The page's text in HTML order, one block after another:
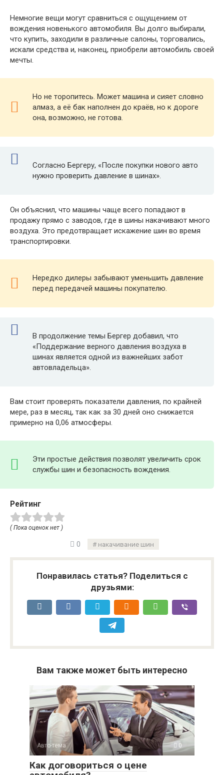
Немногие вещи могут сравниться с ощущением от
вождения новенького автомобиля. Вы долго выбирали,
что купить, заходили в различные салоны, торговались,
искали средства и, наконец, приобрели автомобиль своей
мечты.
Но не торопитесь. Может машина и сияет словно
алмаз, а её бак наполнен до краёв, но к дороге
она, возможно, не готова.
Согласно Бергеру, «После покупки нового авто
нужно проверить давление в шинах».
Он объяснил, что машины чаще всего попадают в
продажу прямо с заводов, где в шины накачивают много
воздуха. Это предотвращает искажение шин во время
транспортировки.
Нередко дилеры забывают уменьшить давление
перед передачей машины покупателю.
В продолжение темы Бергер добавил, что
«Поддержание верного давления воздуха в
шинах является одной из важнейших забот
автовладельца».
Вам стоит проверять показатели давления, по крайней
мере, раз в месяц, так как за 30 дней оно снижается
примерно на 0,06 атмосферы.
Эти простые действия позволят увеличить срок
службы шин и безопасность вождения.
Рейтинг
( Пока оценок нет )
0 накачивание шин
Понравилась статья? Поделиться с
друзьями:
Вам также может быть интересно
Авто-тема 0
Как договориться о цене